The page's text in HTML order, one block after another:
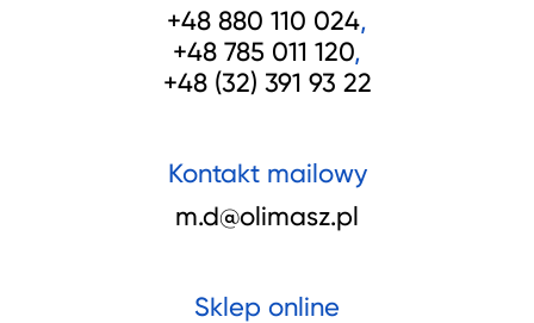
+48 880 110 024,
+48 785 011 120,
+48 (32) 391 93 22
Kontakt mailowy
m.d@olimasz.pl
Sklep online